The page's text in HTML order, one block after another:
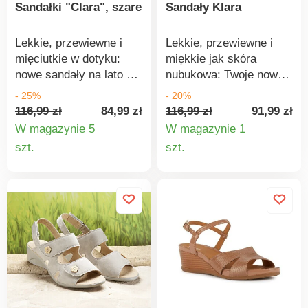
złotym z patyną.
Antypoślizgowa
podeszwa.
buty produktem
plamami i wilgocią.
Sandałki "Clara", szare
Lekkie, przewiewne i
mięciutkie w dotyku:
nowe sandały na lato z
ozdobnym kwiatkiem. 3
zapięcia na rzep
gwarantują optymalne
dopasowanie i wygodę.
Wysokość ok. 4 cm.
- 25%
116,99 zł
84,99 zł
W magazynie 5
szt.
Sandały Klara
Lekkie, przewiewne i
miękkie jak skóra
nubukowa: Twoje nowe
letnie sandały z
kwiatowymi guzikami - 3
paski na rzep
zapewniają idealne
dopasowanie i dobre
przyjemnie amortyzuje
wstrząsy, wysokość 4
cm.
- 20%
116,99 zł
91,99 zł
W magazynie 1
szt.